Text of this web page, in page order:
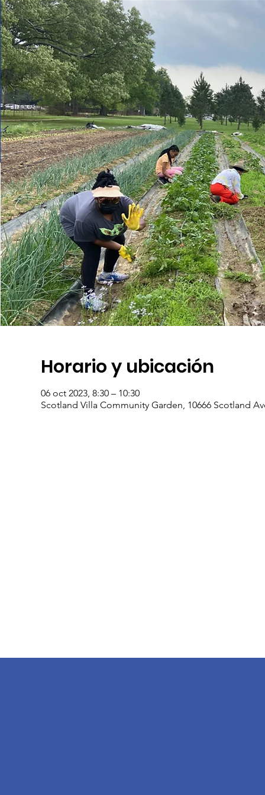
Horario y ubicación
06 oct 2023, 8:30 – 10:30
Scotland Villa Community Garden, 10666 Scotland